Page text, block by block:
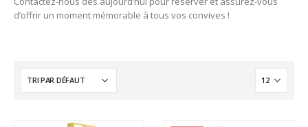
d’offrir un moment mémorable à tous vos convives !